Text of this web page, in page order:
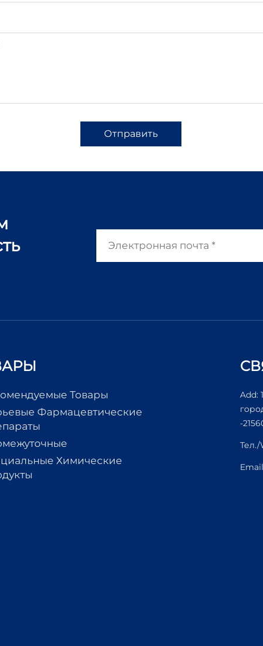
Отправить
Товары
Фармацевтические
Химические
Add:
-
Тел./